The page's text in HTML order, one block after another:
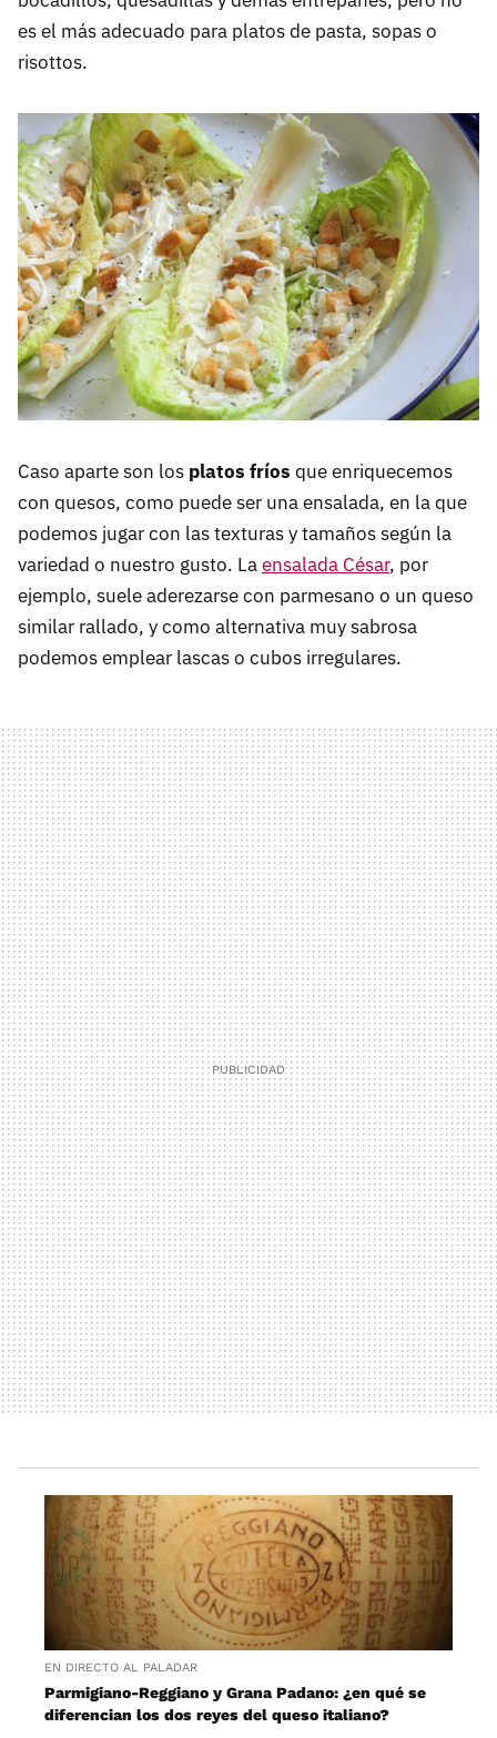
es el más adecuado para platos de pasta, sopas o
risottos.
Caso aparte son los platos fríos que enriquecemos
con quesos, como puede ser una ensalada, en la que
podemos jugar con las texturas y tamaños según la
variedad o nuestro gusto. Laensalada César, por
ejemplo, suele aderezarse con parmesano o un queso
similar rallado, y como alternativa muy sabrosa
podemos emplear lascas o cubos irregulares.
EN DIRECTO AL PALADAR
Parmigiano-Reggiano y Grana Padano: ¿en qué se
diferencian los dos reyes del queso italiano?